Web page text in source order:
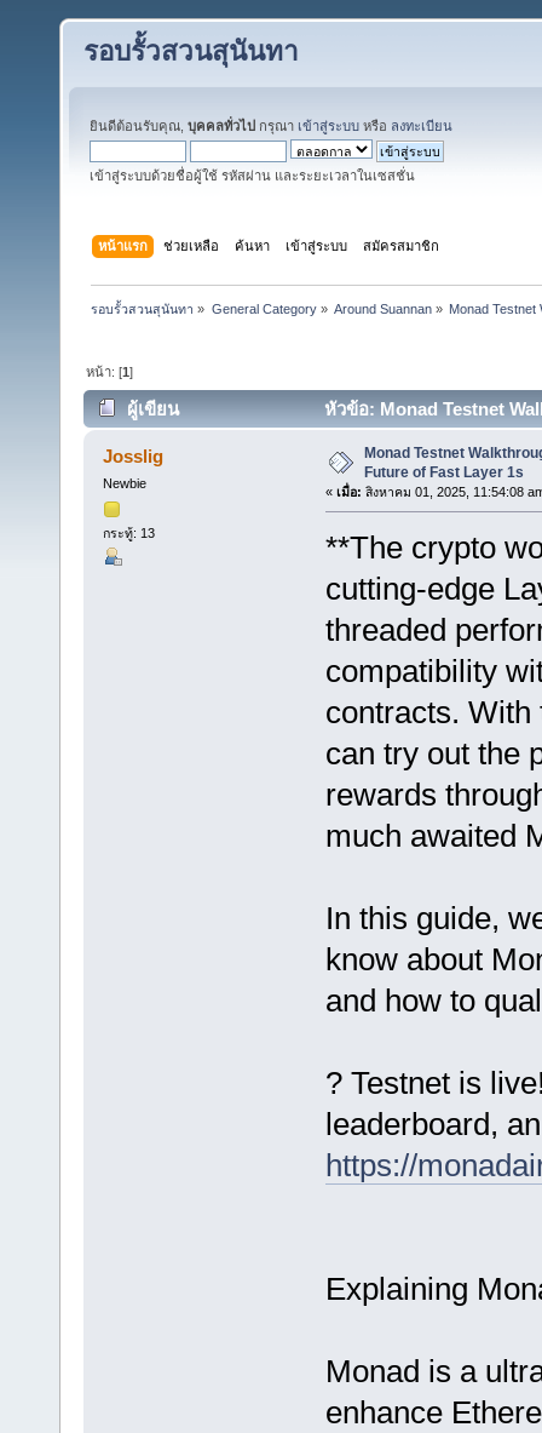
รอบรั้วสวนสุนันทา
ยินดีต้อนรับคุณ, บุคคลทั่วไป กรุณา เข้าสู่ระบบ หรือ ลงทะเบียน
เข้าสู่ระบบด้วยชื่อผู้ใช้ รหัสผ่าน และระยะเวลาในเซสชั่น
หน้าแรก ช่วยเหลือ ค้นหา เข้าสู่ระบบ สมัครสมาชิก
รอบรั้วสวนสุนันทา » General Category» Around Suannan» Monad
หน้า: [1]
ผู้เขียน หัวข้อ: Monad Testnet
Josslig
Newbie
กระทู้: 13
Monad Testnet
Future of Fast Layer 1s
« เมื่อ: สิงหาคม 01, 2025, 11:54:08
**The crypto
cutting-edge
threaded
compatibility
contracts. With
can try out the
rewards
much awaited
In this guide,
know about
and how to
? Testnet is
leaderboard,
https://
Explaining
Monad is a
enhance